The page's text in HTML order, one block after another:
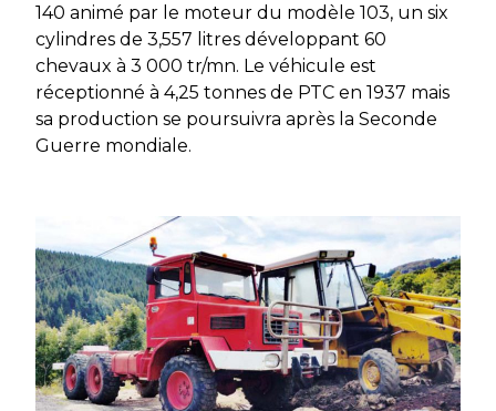
140 animé par le moteur du modèle 103, un six
cylindres de 3,557 litres développant 60
chevaux à 3 000 tr/mn. Le véhicule est
réceptionné à 4,25 tonnes de PTC en 1937 mais
sa production se poursuivra après la Seconde
Guerre mondiale.